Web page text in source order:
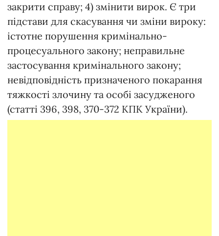
закрити справу; 4) змінити вирок. Є три
підстави для скасування чи зміни вироку:
істотне порушення кримінально-
процесуального закону; неправильне
застосування кримінального закону;
невідповідність призначеного покарання
тяжкості злочину та особі засудженого
(статті 396, 398, 370-372 КПК України).